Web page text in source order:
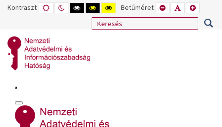
Kontraszt ALAPÉRTELMEZETT
MÓD
ÉJSZAKAI
MÓD
NAGY
KONTRASZTÚ
FEKETE-
FEHÉR
NAGY
KONTRASZTÚ
FEKETE
SÁRGA
NAGY
KONTRASZTÚ
SÁRGA
FEKETE
Betűméret KISEBB
BETŰTÍPUS
BEÁLLÍTÁSA
BETŰMÉRET
BEÁLLÍTÁSA